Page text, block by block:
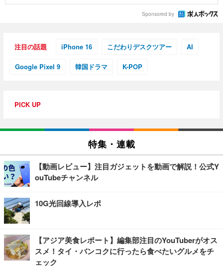
Sponsored by
注目の話題 iPhone 16 こだわりデスクツアー AI
Google Pixel 9 韓国ドラマ K-POP
PICK UP
特集・連載
【動画レビュー】注目ガジェットを動画で解説！公式Y
ouTubeチャンネル
10G光回線導入レポ
【アジア美食レポート】編集部注目のYouTuberがオス
スメ！タイ・バンコクに行ったら食べたいグルメをチ
ェック